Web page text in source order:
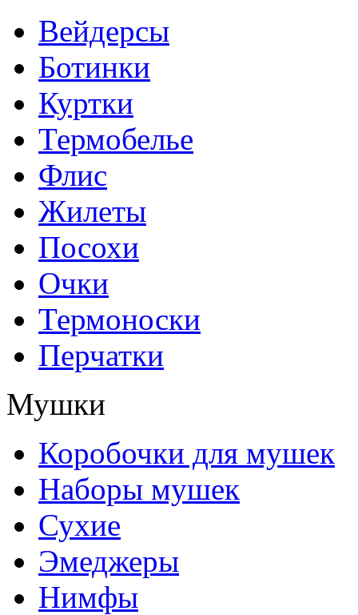
Вейдерсы
Ботинки
Куртки
Термобелье
Флис
Жилеты
Посохи
Очки
Термоноски
Перчатки
Мушки
Коробочки для мушек
Наборы мушек
Сухие
Эмеджеры
Нимфы